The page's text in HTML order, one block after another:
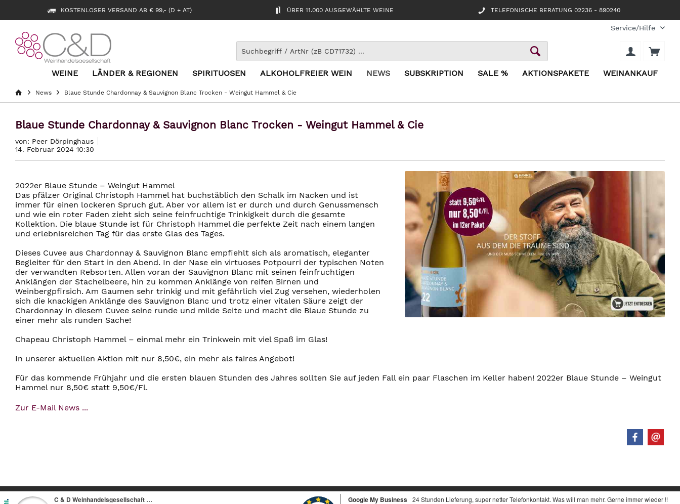
KOSTENLOSER VERSAND AB € 99,- (D + AT) ÜBER 11.000 AUSGEWÄHLTE WEINE TELEFONISCHE BERATUNG 02236 - 890240
Service/Hilfe
WEINE LÄNDER & REGIONEN SPIRITUOSEN ALKOHOLFREIER WEIN NEWS SUBSKRIPTION SALE % AKTIONSPAKETE WEINANKAUF
News Blaue Stunde Chardonnay & Sauvignon Blanc Trocken - Weingut Hammel & Cie
Blaue Stunde Chardonnay & Sauvignon Blanc Trocken - Weingut Hammel & Cie
von: Peer Dörpinghaus
14. Februar 2024 10:30
2022er Blaue Stunde – Weingut Hammel
Das pfälzer Original Christoph Hammel hat buchstäblich den Schalk im Nacken und ist
immer für einen lockeren Spruch gut. Aber vor allem ist er durch und durch Genussmensch
und wie ein roter Faden zieht sich seine feinfruchtige Trinkigkeit durch die gesamte
Kollektion. Die blaue Stunde ist für Christoph Hammel die perfekte Zeit nach einem langen
und erlebnisreichen Tag für das erste Glas des Tages.
Dieses Cuvee aus Chardonnay & Sauvignon Blanc empfiehlt sich als aromatisch, eleganter
Begleiter für den Start in den Abend. In der Nase ein virtuoses Potpourri der typischen Noten
der verwandten Rebsorten. Allen voran der Sauvignon Blanc mit seinen feinfruchtigen
Anklängen der Stachelbeere, hin zu kommen Anklänge von reifen Birnen und
Weinbergpfirsich. Am Gaumen sehr trinkig und mit gefährlich viel Zug versehen, wiederholen
sich die knackigen Anklänge des Sauvignon Blanc und trotz einer vitalen Säure zeigt der
Chardonnay in diesem Cuvee seine runde und milde Seite und macht die Blaue Stunde zu
einer mehr als runden Sache!
Chapeau Christoph Hammel – einmal mehr ein Trinkwein mit viel Spaß im Glas!
In unserer aktuellen Aktion mit nur 8,50€, ein mehr als faires Angebot!
Für das kommende Frühjahr und die ersten blauen Stunden des Jahres sollten Sie auf jeden Fall ein paar Flaschen im Keller haben! 2022er Blaue Stunde – Weingut
Hammel nur 8,50€ statt 9,50€/Fl.
Zur E-Mail News ...